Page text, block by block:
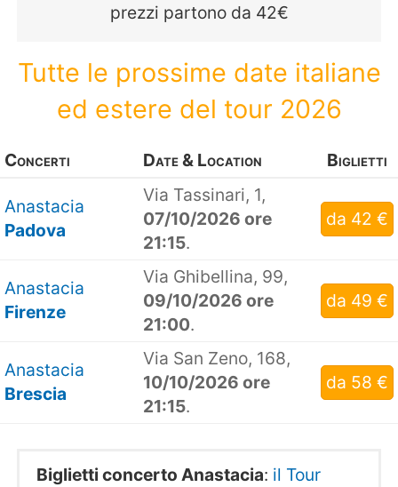
prezzi partono da 42€
Tutte le prossime date italiane
ed estere del tour 2026
Concerti Date & Location Biglietti
Anastacia
Padova
Via Tassinari, 1,
07/10/2026 ore
21:15.
da 42 €
Anastacia
Firenze
Via Ghibellina, 99,
09/10/2026 ore
21:00.
da 49 €
Anastacia
Brescia
Via San Zeno, 168,
10/10/2026 ore
21:15.
da 58 €
Biglietti concerto Anastacia: il Tour